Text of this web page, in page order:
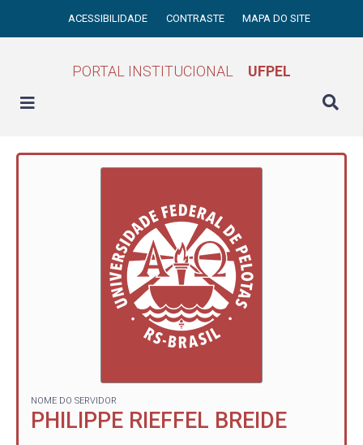
ACESSIBILIDADE CONTRASTE MAPA DO SITE
PORTAL INSTITUCIONAL UFPEL
NOME DO SERVIDOR
PHILIPPE RIEFFEL BREIDE